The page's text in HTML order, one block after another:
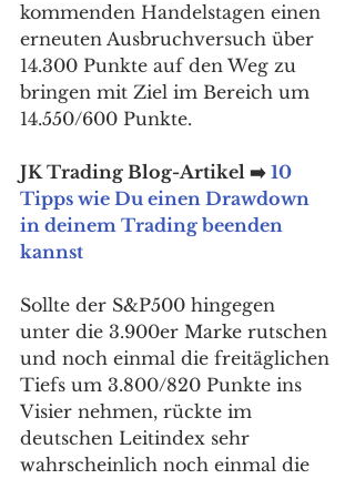
kommenden Handelstagen einen
erneuten Ausbruchversuch über
14.300 Punkte auf den Weg zu
bringen mit Ziel im Bereich um
14.550/600 Punkte.
JK Trading Blog-Artikel ➡️ 10
Tipps wie Du einen Drawdown
in deinem Trading beenden
kannst
Sollte der S&P500 hingegen
unter die 3.900er Marke rutschen
und noch einmal die freitäglichen
Tiefs um 3.800/820 Punkte ins
Visier nehmen, rückte im
deutschen Leitindex sehr
wahrscheinlich noch einmal die